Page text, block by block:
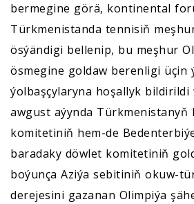
bermegine görä, kontinental
Türkmenistanda tennisiň
ösýändigi bellenip, bu meşhur
ösmegine goldaw berenligi üçin
ýolbaşçylaryna hoşallyk bildirildi
awgust aýynda Türkmenistanyň
komitetiniň hem-de
baradaky döwlet komitetiniň
boýunça Aziýa sebitiniň okuw-
derejesini gazanan Olimpiýa